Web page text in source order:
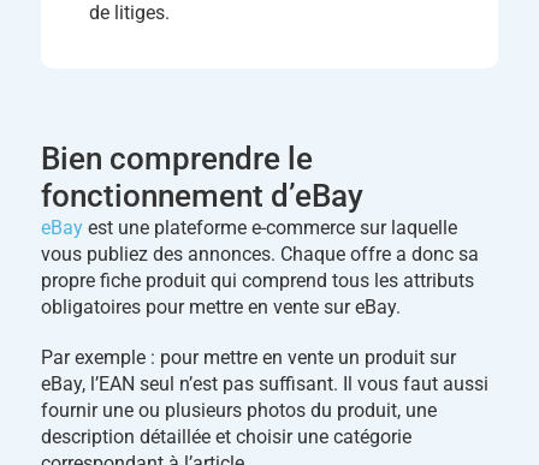
Bien comprendre le
fonctionnement d’eBay
eBayest une plateforme e-commerce sur laquelle
vous publiez des annonces. Chaque offre a donc sa
propre fiche produit qui comprend tous les attributs
obligatoires pour mettre en vente sur eBay.
Par exemple : pour mettre en vente un produit sur
eBay, l’EAN seul n’est pas suffisant. Il vous faut aussi
fournir une ou plusieurs photos du produit, une
description détaillée et choisir une catégorie
de litiges.